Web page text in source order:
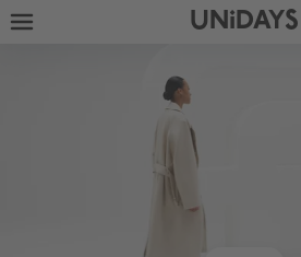
UNiDAYS